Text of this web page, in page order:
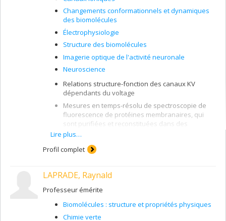
Changements conformationnels et dynamiques
des biomolécules
Électrophysiologie
Structure des biomolécules
Imagerie optique de l'activité neuronale
Neuroscience
Relations structure-fonction des canaux KV
dépendants du voltage
Mesures en temps-résolu de spectroscopie de
fluorescence de protéines membranaires, qui
sont purifiées et reconstituées dans des
systèmes membranaires synthétiques
Étude des protéines membranaire par des
mesures de temps de vie de fluorescence
"formeuses de pores" par la spectroscopie de
Lire plus…
Profil complet
LAPRADE, Raynald
Professeur émérite
Biomolécules : structure et propriétés physiques
Chimie verte